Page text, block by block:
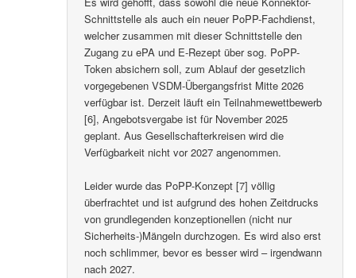
Schnittstelle als auch ein neuer PoPP-Fachdienst,
welcher zusammen mit dieser Schnittstelle den
Zugang zu ePA und E-Rezept über sog. PoPP-
Token absichern soll, zum Ablauf der gesetzlich
vorgegebenen VSDM-Übergangsfrist Mitte 2026
verfügbar ist. Derzeit läuft ein Teilnahmewettbewerb
[6], Angebotsvergabe ist für November 2025
geplant. Aus Gesellschafterkreisen wird die
Verfügbarkeit nicht vor 2027 angenommen.
Leider wurde das PoPP-Konzept [7] völlig
überfrachtet und ist aufgrund des hohen Zeitdrucks
von grundlegenden konzeptionellen (nicht nur
Sicherheits-)Mängeln durchzogen. Es wird also erst
noch schlimmer, bevor es besser wird – irgendwann
nach 2027.